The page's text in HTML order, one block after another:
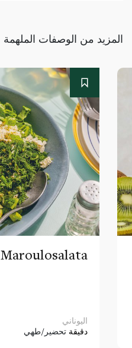
المزيد من الوصفات الملهمة
Maroulosalata
اليوناني
دقيقة تحضير/طهي